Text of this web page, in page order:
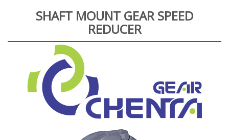
SHAFT MOUNT GEAR SPEED
REDUCER